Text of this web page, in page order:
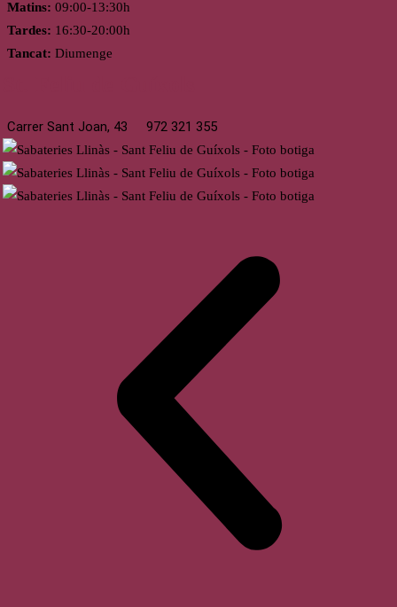
Matins: 09:00-13:30h
Tardes: 16:30-20:00h
Tancat: Diumenge
Carrer Sant Joan, 43 972 321 355